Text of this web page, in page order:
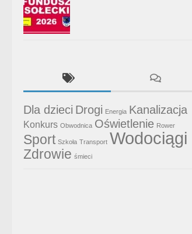
Dla dzieci Drogi Energia Kanalizacja
Konkurs Obwodnica Oświetlenie Rower
Sport Szkoła Transport Wodociągi
Zdrowie śmieci